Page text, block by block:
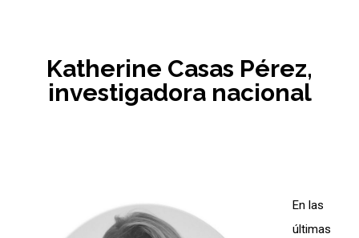
Katherine Casas Pérez,
investigadora nacional
En las
últimas